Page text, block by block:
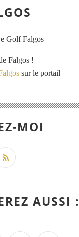
Falgos !
sur le portail
MOI
AUSSI :